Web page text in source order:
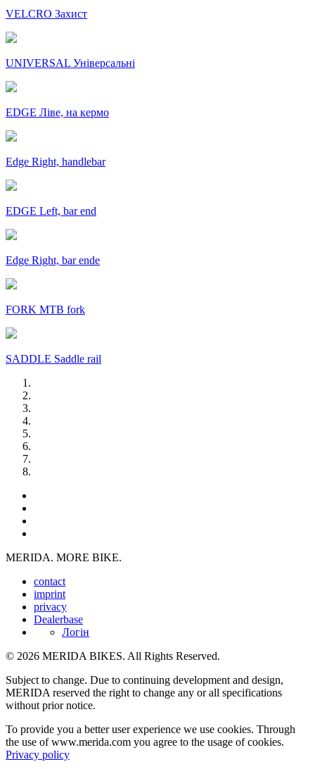
VELCRO Захист
UNIVERSAL Універсальні
EDGE Ліве, на кермо
Edge Right, handlebar
EDGE Left, bar end
Edge Right, bar ende
FORK MTB fork
SADDLE Saddle rail
MERIDA. MORE BIKE.
contact
imprint
privacy
Dealerbase
Логін
© 2026 MERIDA BIKES. All Rights Reserved.
Subject to change. Due to continuing development and design,
MERIDA reserved the right to change any or all specifications
without prior notice.
To provide you a better user experience we use cookies. Through
the use of www.merida.com you agree to the usage of cookies.
Privacy policy